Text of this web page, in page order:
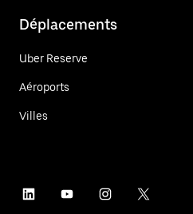
Déplacements
Uber Reserve
Aéroports
Villes